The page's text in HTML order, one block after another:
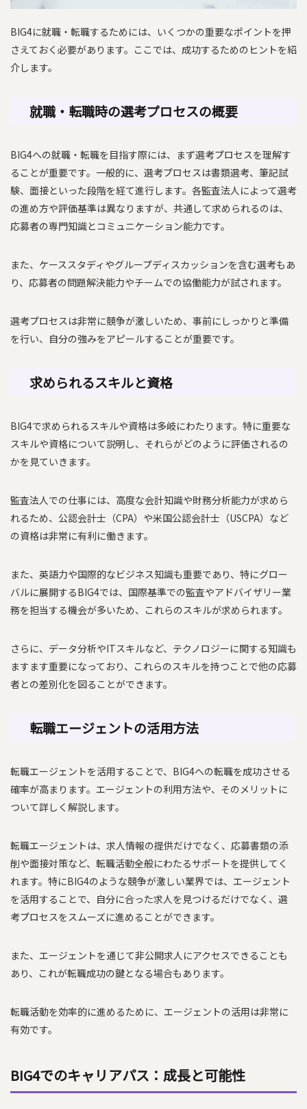
BIG4に就職・転職するためには、いくつかの重要なポイントを押
さえておく必要があります。ここでは、成功するためのヒントを紹
介します。
就職・転職時の選考プロセスの概要
BIG4への就職・転職を目指す際には、まず選考プロセスを理解す
ることが重要です。一般的に、選考プロセスは書類選考、筆記試
験、面接といった段階を経て進行します。各監査法人によって選考
の進め方や評価基準は異なりますが、共通して求められるのは、
応募者の専門知識とコミュニケーション能力です。
また、ケーススタディやグループディスカッションを含む選考もあ
り、応募者の問題解決能力やチームでの協働能力が試されます。
選考プロセスは非常に競争が激しいため、事前にしっかりと準備
を行い、自分の強みをアピールすることが重要です。
求められるスキルと資格
BIG4で求められるスキルや資格は多岐にわたります。特に重要な
スキルや資格について説明し、それらがどのように評価されるの
かを見ていきます。
監査法人での仕事には、高度な会計知識や財務分析能力が求めら
れるため、公認会計士（CPA）や米国公認会計士（USCPA）など
の資格は非常に有利に働きます。
また、英語力や国際的なビジネス知識も重要であり、特にグロー
バルに展開するBIG4では、国際基準での監査やアドバイザリー業
務を担当する機会が多いため、これらのスキルが求められます。
さらに、データ分析やITスキルなど、テクノロジーに関する知識も
ますます重要になっており、これらのスキルを持つことで他の応募
者との差別化を図ることができます。
転職エージェントの活用方法
転職エージェントを活用することで、BIG4への転職を成功させる
確率が高まります。エージェントの利用方法や、そのメリットに
ついて詳しく解説します。
転職エージェントは、求人情報の提供だけでなく、応募書類の添
削や面接対策など、転職活動全般にわたるサポートを提供してく
れます。特にBIG4のような競争が激しい業界では、エージェント
を活用することで、自分に合った求人を見つけるだけでなく、選
考プロセスをスムーズに進めることができます。
また、エージェントを通じて非公開求人にアクセスできることも
あり、これが転職成功の鍵となる場合もあります。
転職活動を効率的に進めるために、エージェントの活用は非常に
有効です。
BIG4でのキャリアパス：成長と可能性